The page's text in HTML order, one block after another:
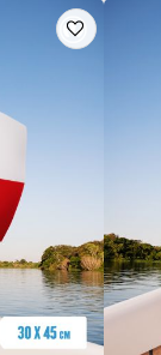
Voeg
toe